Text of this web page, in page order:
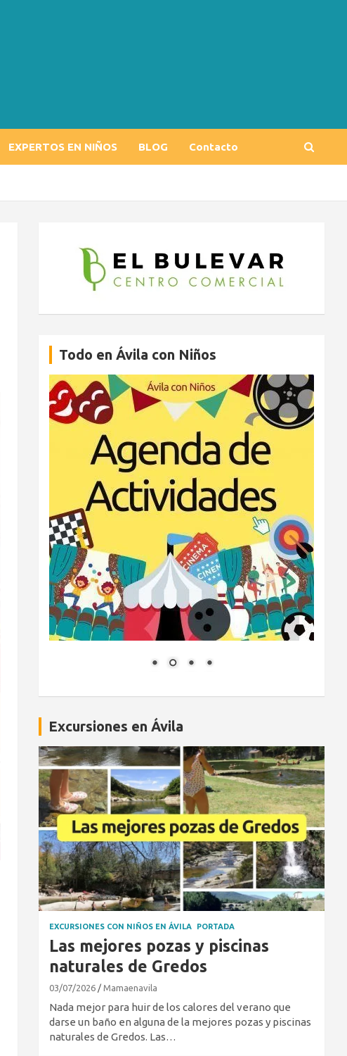
EXPERTOS EN NIÑOS BLOG Contacto
Todo en Ávila con Niños
Excursiones en Ávila
EXCURSIONES CON NIÑOS EN ÁVILA PORTADA
Las mejores pozas y piscinas
naturales de Gredos
03/07/2026 Mamaenavila
Nada mejor para huir de los calores del verano que
darse un baño en alguna de la mejores pozas y piscinas
naturales de Gredos. Las…